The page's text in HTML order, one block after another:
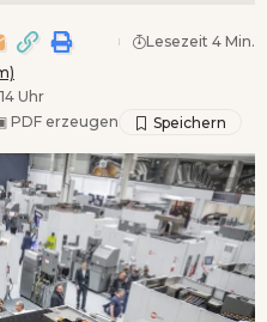
Uhr
PDF erzeugen
Lesezeit 4 Min.